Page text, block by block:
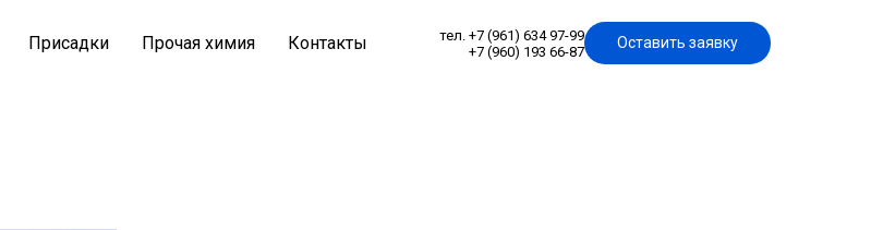
Присадки Прочая химия Контакты
тел. +7 (961) 634 97-99
+7 (960) 193 66-87
Оставить заявку